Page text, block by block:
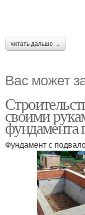
читать дальше →
Вас может
своими
фундамента
Фундамент с